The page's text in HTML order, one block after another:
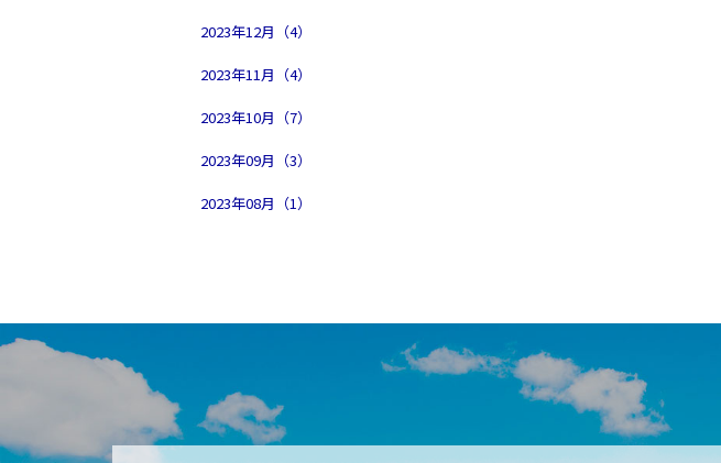
2023年12月（4）
2023年11月（4）
2023年10月（7）
2023年09月（3）
2023年08月（1）